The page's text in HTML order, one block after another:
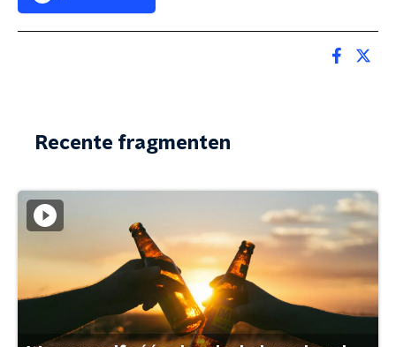
Recente fragmenten